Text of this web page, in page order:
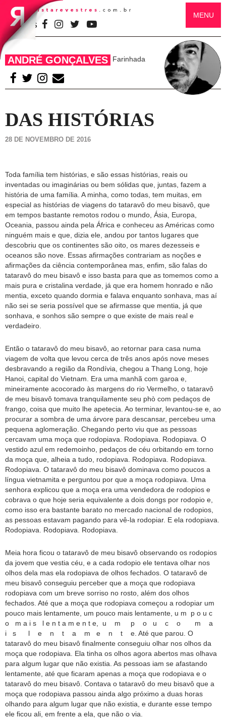
SIGA-NOS
MENU
ANDRÉ GONÇALVES Farinhada
DAS HISTÓRIAS
28 DE NOVEMBRO DE 2016
Toda família tem histórias, e são essas histórias, reais ou
inventadas ou imaginárias ou bem sólidas que, juntas, fazem a
história de uma família. A minha, como todas, tem muitas, em
especial as histórias de viagens do tataravô do meu bisavô, que
em tempos bastante remotos rodou o mundo, Ásia, Europa,
Oceania, passou ainda pela África e conheceu as Américas como
ninguém mais e que, dizia ele, andou por tantos lugares que
descobriu que os continentes são oito, os mares dezesseis e
oceanos são nove. Essas afirmações contrariam as noções e
afirmações da ciência contemporânea mas, enfim, são falas do
tataravô do meu bisavô e isso basta para que as tomemos como a
mais pura e cristalina verdade, já que era homem honrado e não
mentia, exceto quando dormia e falava enquanto sonhava, mas aí
não sei se seria possível que se afirmasse que mentia, já que
sonhava, e sonhos são sempre o que existe de mais real e
verdadeiro.
Então o tataravô do meu bisavô, ao retornar para casa numa
viagem de volta que levou cerca de três anos após nove meses
desbravando a região da Rondívia, chegou a Thang Long, hoje
Hanoi, capital do Vietnam. Era uma manhã com garoa e,
mineiramente acocorado às margens do rio Vermelho, o tataravô
de meu bisavô tomava tranquilamente seu phò com pedaços de
frango, coisa que muito lhe apetecia. Ao terminar, levantou-se e, ao
procurar a sombra de uma árvore para descansar, percebeu uma
pequena aglomeração. Chegando perto viu que as pessoas
cercavam uma moça que rodopiava. Rodopiava. Rodopiava. O
vestido azul em redemoinho, pedaços de céu orbitando em torno
da moça que, alheia a tudo, rodopiava. Rodopiava. Rodopiava.
Rodopiava. O tataravô do meu bisavô dominava como poucos a
língua vietnamita e perguntou por que a moça rodopiava. Uma
senhora explicou que a moça era uma vendedora de rodopios e
cobrava o que hoje seria equivalente a dois dongs por rodopio e,
como isso era bastante barato no mercado nacional de rodopios,
as pessoas estavam pagando para vê-la rodopiar. E ela rodopiava.
Rodopiava. Rodopiava. Rodopiava.
Meia hora ficou o tataravô de meu bisavô observando os rodopios
da jovem que vestia céu, e a cada rodopio ele tentava olhar nos
olhos dela mas ela rodopiava de olhos fechados. O tataravô de
meu bisavô conseguiu perceber que a moça que rodopiava
rodopiava com um breve sorriso no rosto, além dos olhos
fechados. Até que a moça que rodopiava começou a rodopiar um
pouco mais lentamente, um pouco mais lentamente, u m p o u c
o m a i s l e n t a m e n t e, u m p o u c o m a
i s l e n t a m e n t e. Até que parou. O
tataravô do meu bisavô finalmente conseguiu olhar nos olhos da
moça que rodopiava. Ela tinha os olhos agora abertos mas olhava
para algum lugar que não existia. As pessoas iam se afastando
lentamente, até que ficaram apenas a moça que rodopiava e o
tataravô do meu bisavô. Contava o tataravô do meu bisavô que a
moça que rodopiava passou ainda algo próximo a duas horas
olhando para algum lugar que não existia, e durante esse tempo
ele ficou ali, em frente a ela, que não o via.